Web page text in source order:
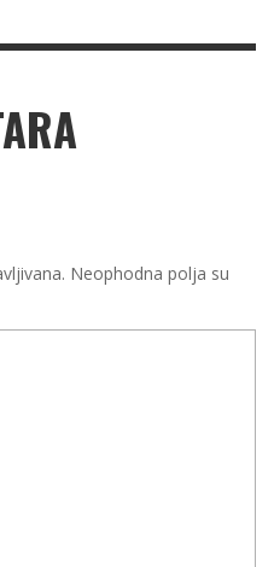
Neophodna polja su